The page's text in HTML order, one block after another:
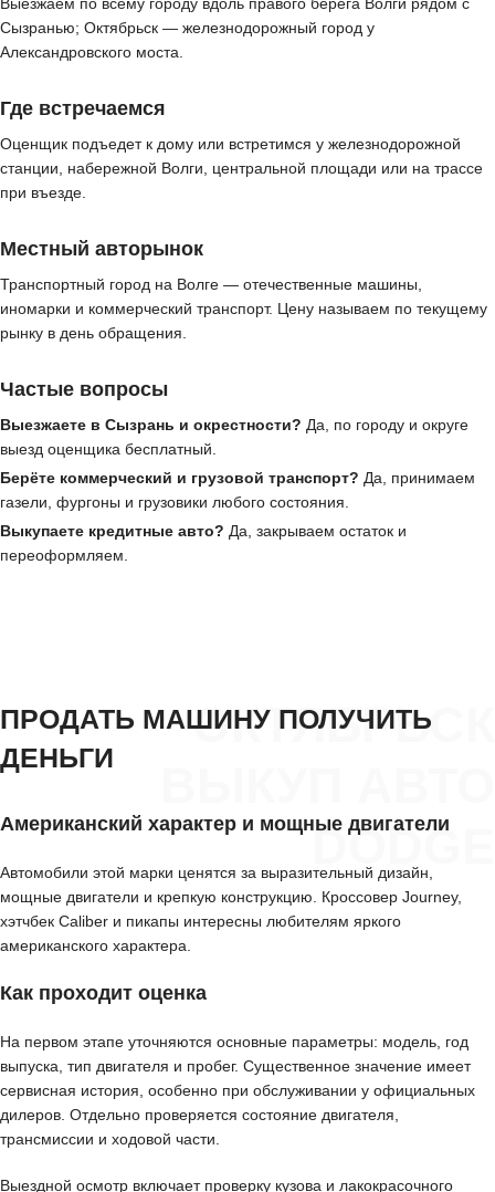
Сызранью; Октябрьск — железнодорожный город у
Александровского моста.
Где встречаемся
Оценщик подъедет к дому или встретимся у железнодорожной
станции, набережной Волги, центральной площади или на трассе
при въезде.
Местный авторынок
Транспортный город на Волге — отечественные машины,
иномарки и коммерческий транспорт. Цену называем по текущему
рынку в день обращения.
Частые вопросы
Выезжаете в Сызрань и окрестности? Да, по городу и округе
выезд оценщика бесплатный.
Берёте коммерческий и грузовой транспорт? Да, принимаем
газели, фургоны и грузовики любого состояния.
Выкупаете кредитные авто? Да, закрываем остаток и
переоформляем.
ОКТЯБРЬСК
DODGE
ПРОДАТЬ МАШИНУ ПОЛУЧИТЬ
ДЕНЬГИ
Американский характер и мощные двигатели
Автомобили этой марки ценятся за выразительный дизайн,
мощные двигатели и крепкую конструкцию. Кроссовер Journey,
хэтчбек Caliber и пикапы интересны любителям яркого
американского характера.
Как проходит оценка
На первом этапе уточняются основные параметры: модель, год
выпуска, тип двигателя и пробег. Существенное значение имеет
сервисная история, особенно при обслуживании у официальных
дилеров. Отдельно проверяется состояние двигателя,
трансмиссии и ходовой части.
Выездной осмотр включает проверку кузова и лакокрасочного